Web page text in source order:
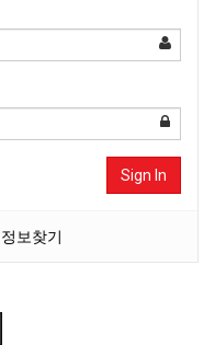
Sign In
정보찾기